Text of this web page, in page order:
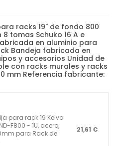
racks 19" de fondo 800
8 tomas Schuko 16 A e
en aluminio para
Bandeja fabricada en
y accesorios Unidad de
con racks murales y racks
mm Referencia fabricante:
para rack 19 Kelvo
F800 - 1U, acero,
para Rack de
21,61 €